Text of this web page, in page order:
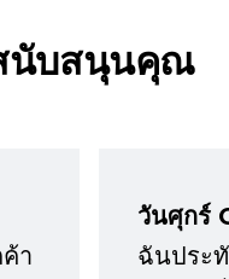
นับสนุนคุณ
า
วันศุกร์
ฉันประ